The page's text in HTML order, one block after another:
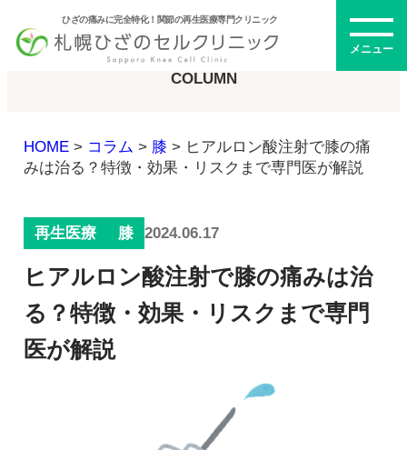
ひざの痛みに完全特化！関節の再生医療専門クリニック
メニュー
初めての方へ
メニュー・料金
ひざの再生医療とは
幹細胞治療
幹細胞培養上清液
慢性疼痛
再生医療とは
コラム
COLUMN
HOME> コラム > 膝 > ヒアルロン酸注射で膝の痛
みは治る？特徴・効果・リスクまで専門医が解説
再生医療 膝 2024.06.17
ヒアルロン酸注射で膝の痛みは治
る？特徴・効果・リスクまで専門
医が解説